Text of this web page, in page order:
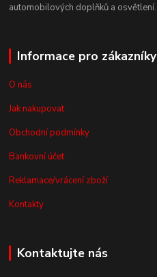
automobilových doplňků a osvětlení.
Informace pro zákazníky
O nás
Jak nakupovat
Obchodní podmínky
Bankovní účet
Reklamace/vrácení zboží
Kontakty
Kontaktujte nás